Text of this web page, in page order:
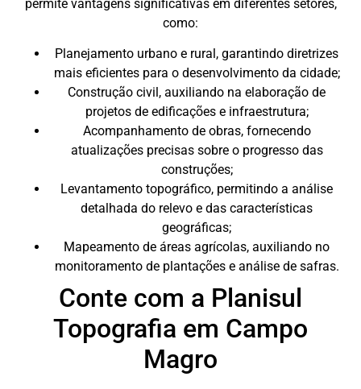
permite vantagens significativas em diferentes setores,
como:
Planejamento urbano e rural, garantindo diretrizes
mais eficientes para o desenvolvimento da cidade;
Construção civil, auxiliando na elaboração de
projetos de edificações e infraestrutura;
Acompanhamento de obras, fornecendo
atualizações precisas sobre o progresso das
construções;
Levantamento topográfico, permitindo a análise
detalhada do relevo e das características
geográficas;
Mapeamento de áreas agrícolas, auxiliando no
monitoramento de plantações e análise de safras.
Conte com a Planisul
Topografia em Campo
Magro